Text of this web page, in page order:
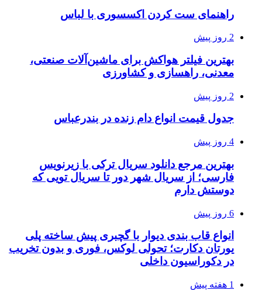
راهنمای ست کردن اکسسوری با لباس
2 روز پیش
بهترین فیلتر هواکش برای ماشین‌آلات صنعتی،
معدنی، راهسازی و کشاورزی
2 روز پیش
جدول قیمت انواع دام زنده در بندرعباس
4 روز پیش
بهترین مرجع دانلود سریال ترکی با زیرنویس
فارسی؛ از سریال شهر دور تا سریال تویی که
دوستش دارم
6 روز پیش
انواع قاب بندی دیوار با گچبری پیش ساخته پلی
یورتان دکارت؛ تحولی لوکس، فوری و بدون تخریب
در دکوراسیون داخلی
1 هفته پیش